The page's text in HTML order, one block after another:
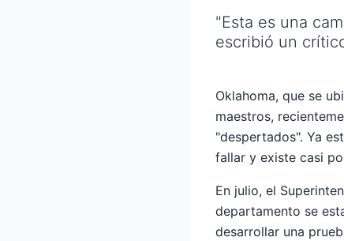
"Esta es una
escribió un
Oklahoma, que se
maestros,
"despertados". Ya
fallar y existe casi
En julio, el
departamento se
desarrollar una